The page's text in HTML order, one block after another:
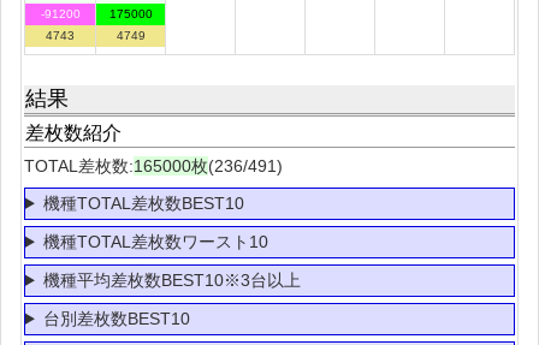
-91200
4743
175000
4749
結果
差枚数紹介
TOTAL差枚数:165000枚(236/491)
機種TOTAL差枚数BEST10
機種TOTAL差枚数ワースト10
機種平均差枚数BEST10※3台以上
台別差枚数BEST10